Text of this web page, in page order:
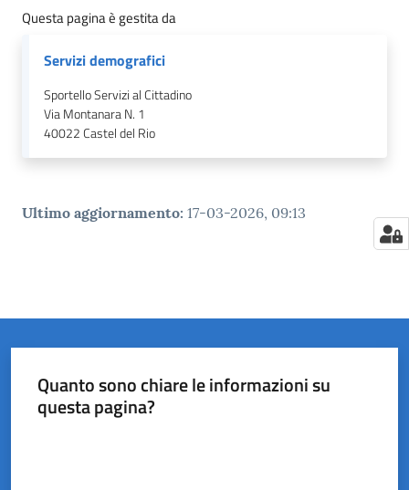
Questa pagina è gestita da
Servizi demografici
Sportello Servizi al Cittadino
Via Montanara N. 1
40022Castel del Rio
Ultimo aggiornamento: 17-03-2026, 09:13
Quanto sono chiare le informazioni su
questa pagina?